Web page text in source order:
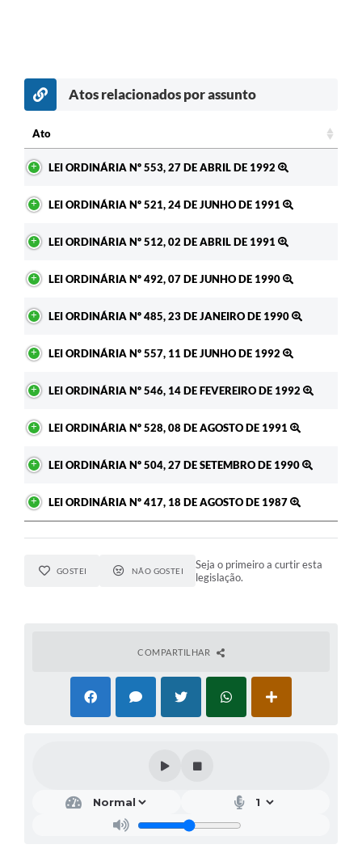
Atos relacionados por assunto
Ato
LEI ORDINÁRIA Nº 553, 27 DE ABRIL DE 1992
LEI ORDINÁRIA Nº 521, 24 DE JUNHO DE 1991
LEI ORDINÁRIA Nº 512, 02 DE ABRIL DE 1991
LEI ORDINÁRIA Nº 492, 07 DE JUNHO DE 1990
LEI ORDINÁRIA Nº 485, 23 DE JANEIRO DE 1990
LEI ORDINÁRIA Nº 557, 11 DE JUNHO DE 1992
LEI ORDINÁRIA Nº 546, 14 DE FEVEREIRO DE 1992
LEI ORDINÁRIA Nº 528, 08 DE AGOSTO DE 1991
LEI ORDINÁRIA Nº 504, 27 DE SETEMBRO DE 1990
LEI ORDINÁRIA Nº 417, 18 DE AGOSTO DE 1987
GOSTEI NÃO GOSTEI
Seja o primeiro a curtir esta
legislação.
COMPARTILHAR